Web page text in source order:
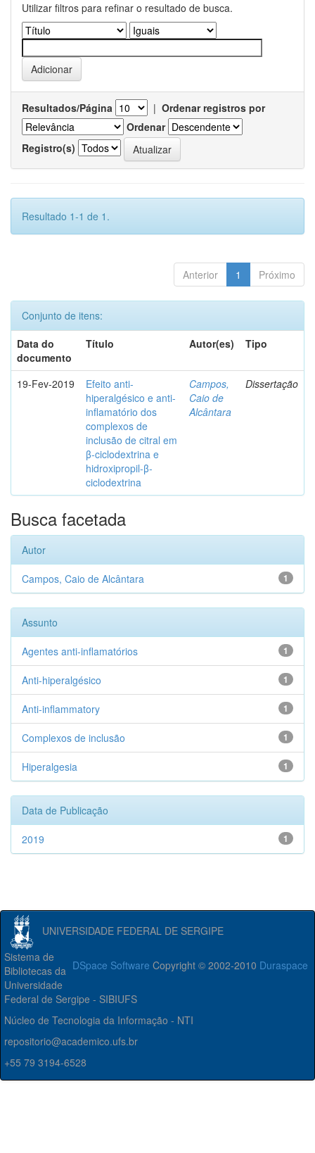
Utilizar filtros para refinar o resultado de busca.
Resultados/Página | Ordenar registros por
Ordenar
Registro(s)
Resultado 1-1 de 1.
Anterior 1 Próximo
Conjunto de itens:
Data do
documento
Título Autor(es) Tipo
19-Fev-2019
Efeito anti-
hiperalgésico e anti-
inflamatório dos
complexos de
inclusão de citral em
β-ciclodextrina e
hidroxipropil-β-
ciclodextrina
Campos,
Caio de
Alcântara
Dissertação
Busca facetada
Autor
1
Campos, Caio de Alcântara
Assunto
1
Agentes anti-inflamatórios
1
Anti-hiperalgésico
1
Anti-inflammatory
1
Complexos de inclusão
1
Hiperalgesia
Data de Publicação
1
2019
UNIVERSIDADE FEDERAL DE SERGIPE
DSpace Software Copyright © 2002-2010 Duraspace
Sistema de
Bibliotecas da
Universidade
Federal de Sergipe - SIBIUFS
Núcleo de Tecnologia da Informação - NTI
repositorio@academico.ufs.br
+55 79 3194-6528